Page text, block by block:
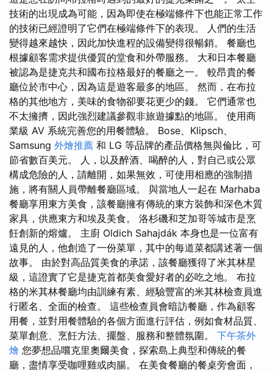
技術的出現成為可能，因為即使在極端條件下也能正常工作
的技術已經證明了它們在極端條件下的表現。 人們的生活
變得越來越快，因此加快進程的設備變得很暢銷。 餐廳也
根據顧客需求提供優質的堂食和外帶服務。 大和日本餐廳
被認為是捷克共和國布拉格最好的餐廳之一。 較昂貴的餐
廳位於市中心，因為這是遊客最多的地區。 然而，在布拉
格的其他地方，美味的食物卻要花更少的錢。 它們通常也
不太擁擠，因此強烈建議參觀非旅遊據點的地區。 使用商
業級 AV 系統完善您的用餐體驗。 Bose、Klipsch、
Samsung 外燴推薦 和 LG 等品牌的產品價格無與倫比，可
節省數百美元。 人，以及醉酒、喝醉的人，對自己或公眾
構成危險的人，請離開，如果無效，可使用相應的強制措
施，將有關人員帶離餐廳區域。 與當地人一起在 Marhaba
餐廳享用東方美食，該餐廳擁有傳統的東方裝飾和深色木質
家具，供應東方和埃及美食。 洛杉磯和芝加哥等城市是烹
飪創新的熔爐。 主廚 Oldich Sahajdák 本身也是一位富有
遠見的人，他創造了一份菜單，其中的每道菜都講述著一個
故事。 由於對高品質美食的承諾，該餐廳獲得了米其林星
級，這證實了它是捷克首都美食愛好者的必吃之地。 布拉
格的米其林餐廳均由訓練有素、經驗豐富的米其林檢查員進
行匿名、全面的檢查。 這些檢查員會暗訪餐廳，作為顧客
用餐，並對用餐體驗的各個方面進行評估，例如食材品質、
菜單創意、烹飪方法、擺盤、服務和整體氛圍。 下午茶外
燴 您夢想品嚐克里奧爾美食，探索島上典型和傳統的餐
廳，盡情享受咖哩雞或肉腸。 在美食餐廳的餐桌旁會面，